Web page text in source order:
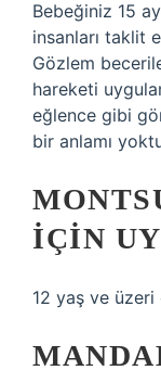
Bebeğiniz 15
insanları taklit
Gözlem
hareketi
eğlence gibi
bir anlamı
IÇIN
12 yaş ve